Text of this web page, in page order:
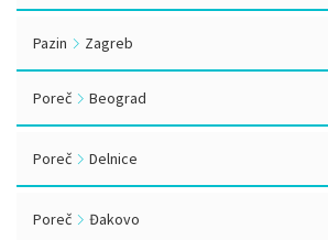
Pazin Zagreb
Poreč Beograd
Poreč Delnice
Poreč Đakovo